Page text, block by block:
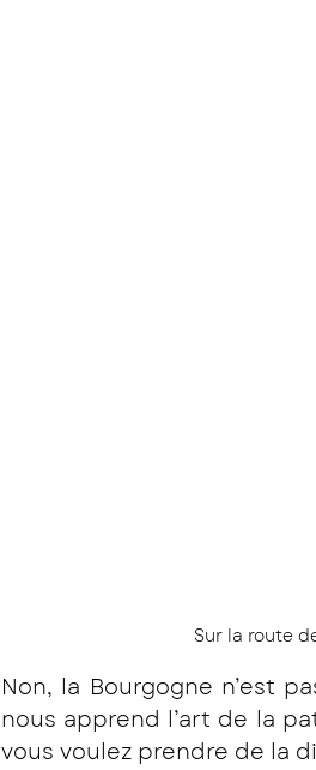
Sur la route
Non, la Bourgogne n’est
nous apprend l’art de la
vous voulez prendre de la